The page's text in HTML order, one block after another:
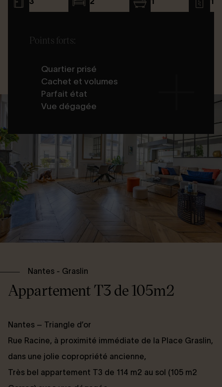
Points forts:
Quartier prisé
Cachet et volumes
Parfait état
Vue dégagée
Nantes - Graslin
Appartement T3 de 105m2
Nantes – Triangle d’or
Rue Racine, à proximité immédiate de la Place Graslin,
dans une jolie copropriété ancienne,
Très bel appartement T3 de 114 m2 au sol (105 m2